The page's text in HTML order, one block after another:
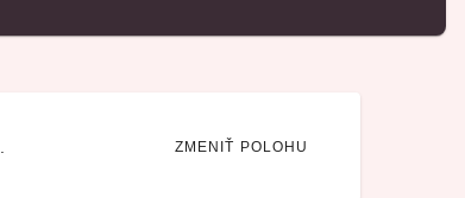
ZMENIŤ POLOHU